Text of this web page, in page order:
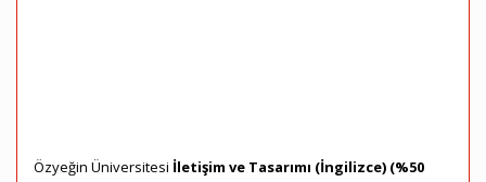
Özyeğin Üniversitesi İletişim ve Tasarımı (İngilizce) (%50